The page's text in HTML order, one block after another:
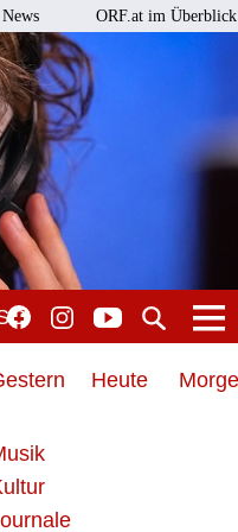
News ORF.at im Überblick
Heute